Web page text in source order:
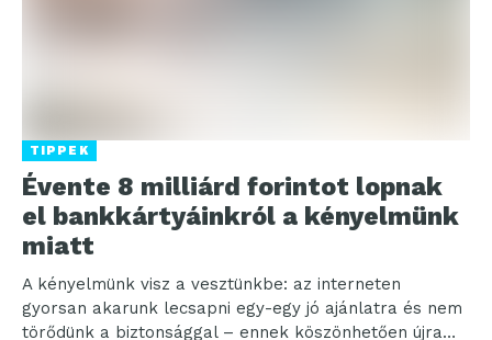
TIPPEK
Évente 8 milliárd forintot lopnak
el bankkártyáinkról a kényelmünk
miatt
A kényelmünk visz a vesztünkbe: az interneten
gyorsan akarunk lecsapni egy-egy jó ajánlatra és nem
törődünk a biztonsággal – ennek köszönhetően újra